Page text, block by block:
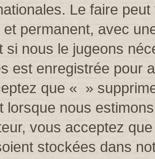
Le faire
et permanent, avec
si nous le jugeons
est enregistrée pour
que « »
lorsque nous
vous acceptez
stockées dans